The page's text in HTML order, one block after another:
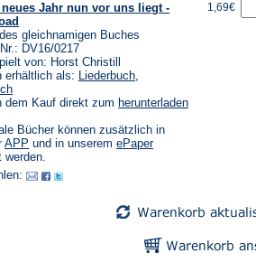
Jahr nun vor uns liegt -
gleichnamigen Buches
DV16/0217
von: Horst Christill
erhältlich als: Liederbuch,
dem Kauf direkt zum herunterladen
Bücher können zusätzlich in
APP (Öffnet
in
neuen
und in unserem ePaper(Öffnet
werden.
1,69€